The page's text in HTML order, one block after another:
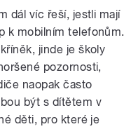
dál víc řeší, jestli mají
k mobilním telefonům.
jinde je školy
pozornosti,
naopak často
být s dítětem v
děti, pro které je